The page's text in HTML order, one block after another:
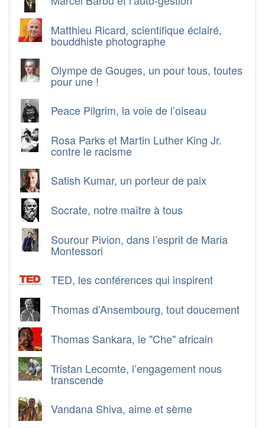
Matthieu Ricard, scientifique éclairé,
bouddhiste photographe
Olympe de Gouges, un pour tous, toutes
pour une !
Peace Pilgrim, la voie de l’oiseau
Rosa Parks et Martin Luther King Jr.
contre le racisme
Satish Kumar, un porteur de paix
Socrate, notre maître à tous
Sourour Pivion, dans l’esprit de Maria
Montessori
TED, les conférences qui inspirent
Thomas d’Ansembourg, tout doucement
Thomas Sankara, le "Che" africain
Tristan Lecomte, l’engagement nous
transcende
Vandana Shiva, aime et sème